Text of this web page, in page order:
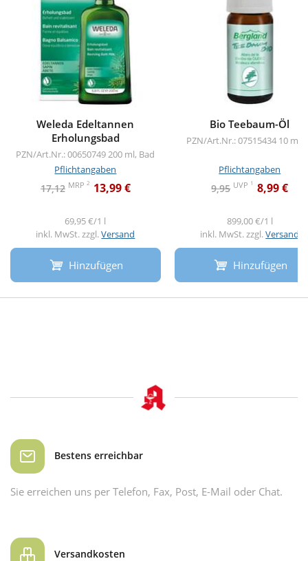
Weleda Edeltannen
Erholungsbad
PZN/Art.Nr.: 00650749200 ml, Bad
Pflichtangaben
17,12 MRP 2 13,99 €
69,95 €/1 l
inkl. MwSt. zzgl.Versand
Hinzufügen
Bio Teebaum-Öl
PZN/Art.Nr.: 07515434 10 ml,
Pflichtangaben
9,95 UVP 1 8,99 €
899,00 €/1 l
inkl. MwSt. zzgl.Versand
Hinzufügen
Bestens erreichbar
Sie erreichen uns per Telefon, Fax, Post, E-Mail oder Chat.
Versandkosten